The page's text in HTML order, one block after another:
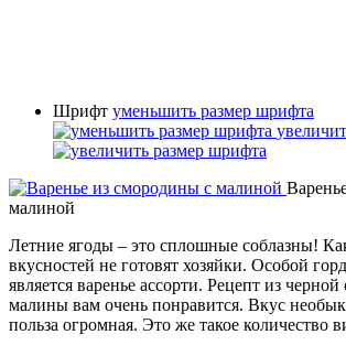
Шрифт уменьшить размер шрифта
малиной
Летние ягоды – это сплошные соблазны!
вкусностей не готовят хозяйки. Особой
является варенье ассорти. Рецепт из
малины вам очень понравится. Вкус
польза огромная. Это же такое количество